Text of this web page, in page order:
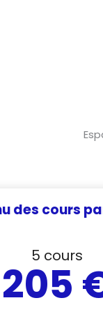
des cours
5 cours
205